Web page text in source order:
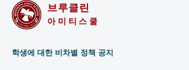
브루클린
아미티스쿨
학생에 대한 비차별 정책 공지